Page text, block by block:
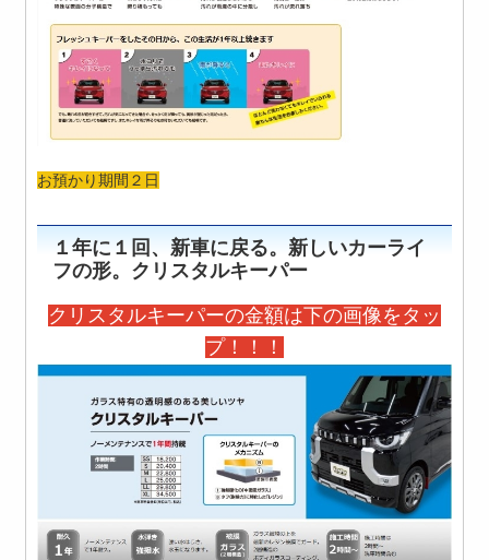
お預かり期間２日
１年に１回、新車に戻る。新しいカーライ
フの形。クリスタルキーパー
クリスタルキーパーの金額は下の画像をタッ
プ！！！